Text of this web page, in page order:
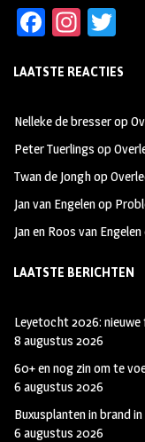
Fa
b
oo
k
In
ag
m
tt
LAATSTE REACTIES
Nelleke de bresserop
Peter Tuerlings op
Twan de Jonghop
Jan van Engelenop
Jan en Roos van Engelen
LAATSTE BERICHTEN
Leyetocht 2026:
8 augustus 2026
60+ en nog zin om te
6 augustus 2026
Buxusplanten in brand
6 augustus 2026